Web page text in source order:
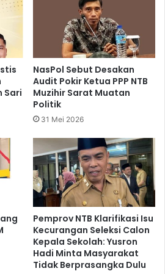
Sari
NasPol Sebut Desakan
Audit Pokir Ketua PPP NTB
Muzihir Sarat Muatan
Politik
31 Mei 2026
Pemprov NTB Klarifikasi Isu
Kecurangan Seleksi Calon
Kepala Sekolah: Yusron
Hadi Minta Masyarakat
Tidak Berprasangka Dulu